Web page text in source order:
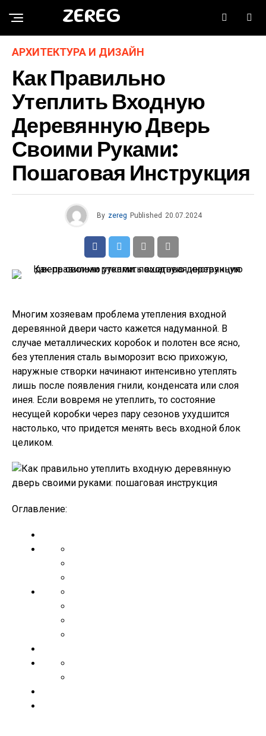
ZEREG
АРХИТЕКТУРА И ДИЗАЙН
Как Правильно
Утеплить Входную
Деревянную Дверь
Своими Руками:
Пошаговая Инструкция
By zereg Published 20.07.2024
Многим хозяевам проблема утепления входной
деревянной двери часто кажется надуманной. В
случае металлических коробок и полотен все ясно,
без утепления сталь выморозит всю прихожую,
наружные створки начинают интенсивно утеплять
лишь после появления гнили, конденсата или слоя
инея. Если вовремя не утеплить, то состояние
несущей коробки через пару сезонов ухудшится
настолько, что придется менять весь входной блок
целиком.
Оглавление: